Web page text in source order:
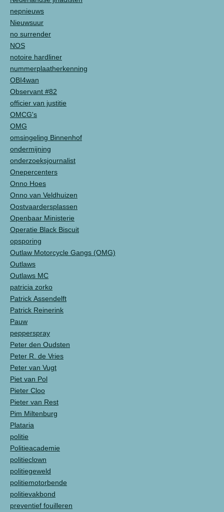
nepnieuws
Nieuwsuur
no surrender
NOS
notoire hardliner
nummerplaatherkenning
OBI4wan
Observant #82
officier van justitie
OMCG's
OMG
omsingeling Binnenhof
ondermijning
onderzoeksjournalist
Onepercenters
Onno Hoes
Onno van Veldhuizen
Oostvaardersplassen
Openbaar Ministerie
Operatie Black Biscuit
opsporing
Outlaw Motorcycle Gangs (OMG)
Outlaws
Outlaws MC
patricia zorko
Patrick Assendelft
Patrick Reinerink
Pauw
pepperspray
Peter den Oudsten
Peter R. de Vries
Peter van Vugt
Piet van Pol
Pieter Cloo
Pieter van Rest
Pim Miltenburg
Plataria
politie
Politieacademie
politieclown
politiegeweld
politiemotorbende
politievakbond
preventief fouilleren